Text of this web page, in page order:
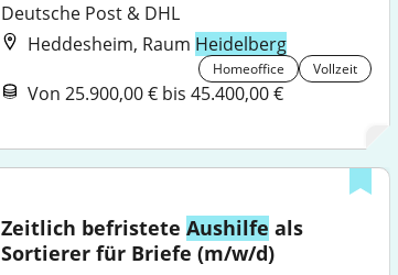
Deutsche Post & DHL
Heddesheim, Raum Heidelberg
Homeoffice Vollzeit
Von 25.900,00 € bis 45.400,00 €
Zeitlich befristete Aushilfe als
Sortierer für Briefe (m/w/d)